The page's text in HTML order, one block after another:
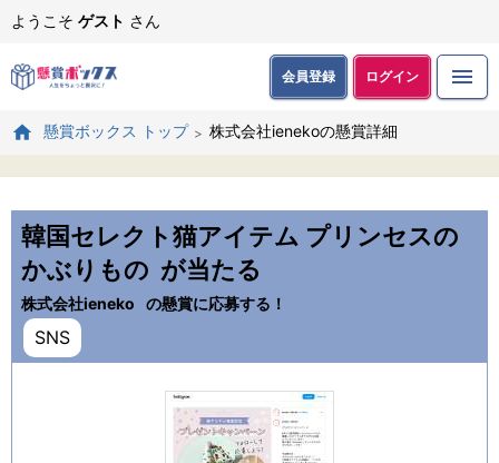
ようこそ ゲスト さん
会員登録 ログイン
懸賞ボックス トップ 株式会社ienekoの懸賞詳細
韓国セレクト猫アイテム プリンセスの
かぶりもの が当たる
株式会社ieneko の懸賞に応募する！
SNS